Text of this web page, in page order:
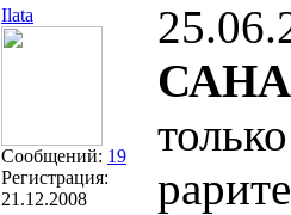
Ilata
Сообщений: 19
Регистрация:
21.12.2008
САНА